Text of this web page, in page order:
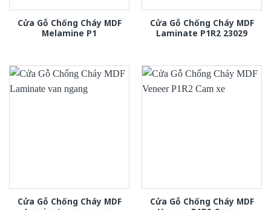
Cửa Gỗ Chống Cháy MDF
Melamine P1
Cửa Gỗ Chống Cháy MDF
Laminate P1R2 23029
Cửa Gỗ Chống Cháy MDF
Cửa Gỗ Chống Cháy MDF